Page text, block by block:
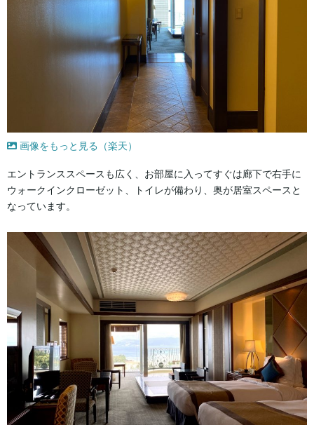
画像をもっと見る（楽天）
エントランススペースも広く、お部屋に入ってすぐは廊下で右手に
ウォークインクローゼット、トイレが備わり、奥が居室スペースと
なっています。